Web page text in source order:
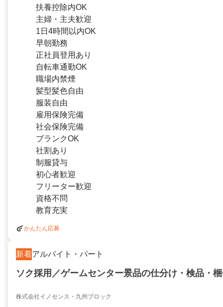
扶養控除内OK
主婦・主夫歓迎
1日4時間以内OK
早朝勤務
正社員登用あり
自転車通勤OK
職場内禁煙
髪型髪色自由
服装自由
雇用保険完備
社会保険完備
ブランクOK
社割あり
制服貸与
初心者歓迎
フリーター歓迎
資格不問
教育充実
かんたん応募
新着アルバイト・パート
ソク採用／ゲームセンター景品の仕分け・検品・
株式会社イノセンス・九州ブロック